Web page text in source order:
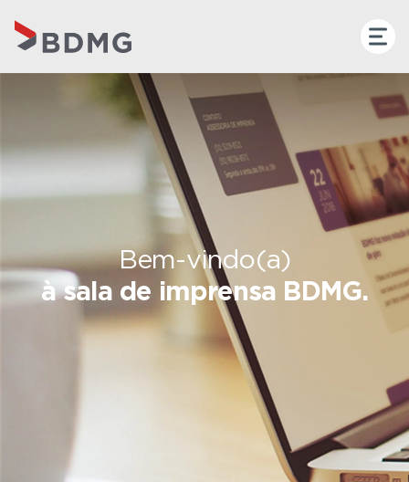
Bem-vindo(a)
à sala de imprensa BDMG.